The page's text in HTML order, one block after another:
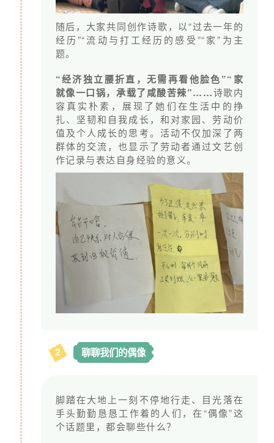
获得一次绿色家政线上培训机会。
L4:399元/月
获得绿色家政工培训手册电子版；
捐赠人不定期获邀参加鸿雁机构参访、互动、交流活
动；
捐赠人获得一次由鸿雁介绍绿色家政工的机会。（可转
让，仅限北京地区）
根据个人意愿，捐赠人随时可以开始或停止月捐项目。
三、项目预算
月捐为 非定向捐赠（即捐赠人不指定受益人、受益地
区），您的善款将根据项目实际需求用于以下使用方
向：
绿色家政工
课程研发
绿色家政工课程研发，费用
用于外请专家费用、教学视
案及课件制作。
绿色家政工
线下培训
绿色家政工线下培训每班学
30%
随后，大家共同创作诗歌，以“过去一年的
经历”“流动与打工经历的感受”“家”为主
题。
“经济独立腰折直，无需再看他脸色”“家
就像一口锅，承载了咸酸苦辣”……诗歌内
容真实朴素，展现了她们在生活中的挣
扎、坚韧和自我成长，和对家园、劳动价
值及个人成长的思考。活动不仅加深了两
群体的交流，也显示了劳动者通过文艺创
作记录与表达自身经验的意义。
2 聊聊我们的偶像
脚踏在大地上一刻不停地行走、目光落在
手头勤勤恳恳工作着的人们，在“偶像”这
个话题里，都会聊些什么？